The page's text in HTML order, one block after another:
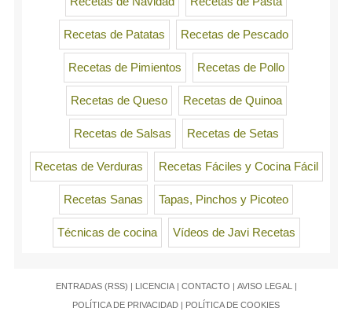
Recetas de Patatas Recetas de Pescado
Recetas de Pimientos Recetas de Pollo
Recetas de Queso Recetas de Quinoa
Recetas de Salsas Recetas de Setas
Recetas de Verduras Recetas Fáciles y Cocina Fácil
Recetas Sanas Tapas, Pinchos y Picoteo
Técnicas de cocina Vídeos de Javi Recetas
ENTRADAS (RSS) | LICENCIA| CONTACTO | AVISO LEGAL
|
POLÍTICA DE PRIVACIDAD | POLÍTICA DE COOKIES